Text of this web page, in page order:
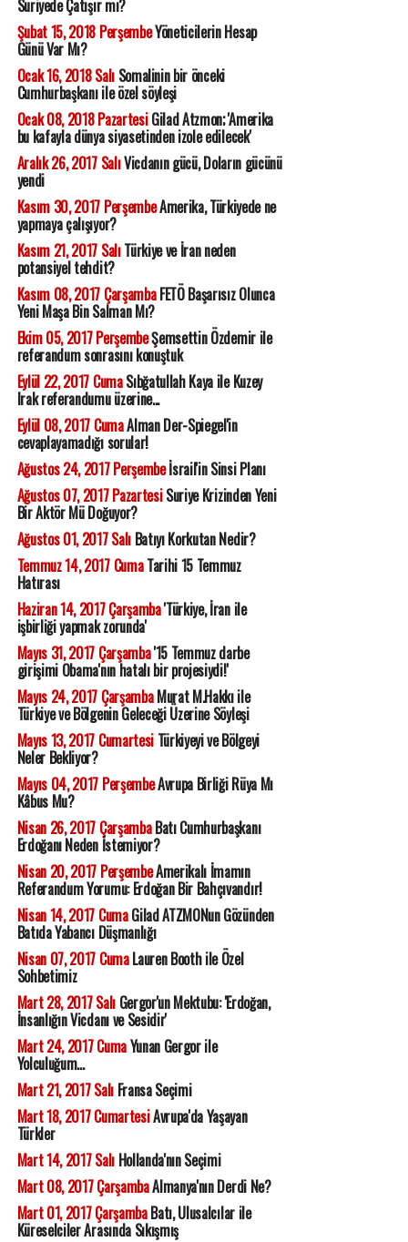
Suriyede Çatışır mı?
Şubat 15, 2018 PerşembeYöneticilerin Hesap
Günü Var Mı?
Ocak 16, 2018 SalıSomalinin bir önceki
Cumhurbaşkanı ile özel söyleşi
Ocak 08, 2018 PazartesiGilad Atzmon; 'Amerika
bu kafayla dünya siyasetinden izole edilecek'
Aralık 26, 2017 SalıVicdanın gücü, Doların gücünü
yendi
Kasım 30, 2017 PerşembeAmerika, Türkiyede ne
yapmaya çalışıyor?
Kasım 21, 2017 SalıTürkiye ve İran neden
potansiyel tehdit?
Kasım 08, 2017 ÇarşambaFETÖ Başarısız Olunca
Yeni Maşa Bin Salman Mı?
Ekim 05, 2017 PerşembeŞemsettin Özdemir ile
referandum sonrasını konuştuk
Eylül 22, 2017 CumaSıbğatullah Kaya ile Kuzey
Irak referandumu üzerine...
Eylül 08, 2017 CumaAlman Der-Spiegel'in
cevaplayamadığı sorular!
Ağustos 24, 2017 Perşembeİsrail'in Sinsi Planı
Ağustos 07, 2017 PazartesiSuriye Krizinden Yeni
Bir Aktör Mü Doğuyor?
Ağustos 01, 2017 SalıBatıyı Korkutan Nedir?
Temmuz 14, 2017 CumaTarihi 15 Temmuz
Hatırası
Haziran 14, 2017 Çarşamba'Türkiye, İran ile
işbirliği yapmak zorunda'
Mayıs 31, 2017 Çarşamba'15 Temmuz darbe
girişimi Obama'nın hatalı bir projesiydi!'
Mayıs 24, 2017 ÇarşambaMurat M.Hakkı ile
Türkiye ve Bölgenin Geleceği Üzerine Söyleşi
Mayıs 13, 2017 CumartesiTürkiyeyi ve Bölgeyi
Neler Bekliyor?
Mayıs 04, 2017 PerşembeAvrupa Birliği Rüya Mı
Kâbus Mu?
Nisan 26, 2017 ÇarşambaBatı Cumhurbaşkanı
Erdoğanı Neden İstemiyor?
Nisan 20, 2017 PerşembeAmerikalı İmamın
Referandum Yorumu: Erdoğan Bir Bahçıvandır!
Nisan 14, 2017 CumaGilad ATZMONun Gözünden
Batıda Yabancı Düşmanlığı
Nisan 07, 2017 CumaLauren Booth ile Özel
Sohbetimiz
Mart 28, 2017 SalıGergor'un Mektubu: 'Erdoğan,
İnsanlığın Vicdanı ve Sesidir'
Mart 24, 2017 CumaYunan Gergor ile
Yolculuğum...
Mart 21, 2017 SalıFransa Seçimi
Mart 18, 2017 CumartesiAvrupa'da Yaşayan
Türkler
Mart 14, 2017 SalıHollanda'nın Seçimi
Mart 08, 2017 ÇarşambaAlmanya'nın Derdi Ne?
Mart 01, 2017 ÇarşambaBatı, Ulusalcılar ile
Küreselciler Arasında Sıkışmış